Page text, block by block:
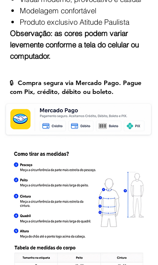
Modelagem confortável
Produto exclusivo Atitude Paulista
Observação: as cores podem variar
levemente conforme a tela do celular ou
computador.
🔒 Compra segura via Mercado Pago. Pague
com Pix, crédito, débito ou boleto.